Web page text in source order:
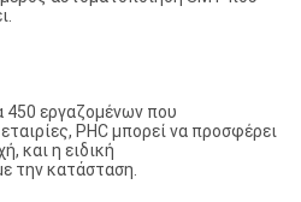
450 εργαζομένων που
PHC μπορεί να προσφέρει
και η ειδική
την κατάσταση.